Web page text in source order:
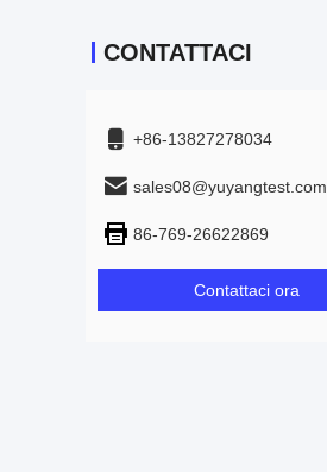
CONTATTACI
+86-13827278034
sales08@yuyangtest.com
86-769-26622869
Contattaci ora